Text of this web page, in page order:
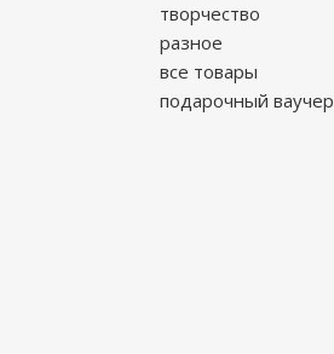
творчество
разное
все товары
подарочный ваучер